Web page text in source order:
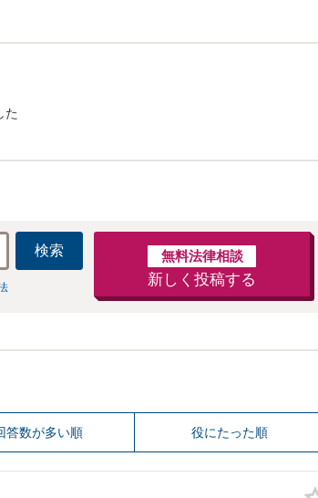
た
検索 無料法律相談
新しく投稿する
答数が多い順 役にたった順